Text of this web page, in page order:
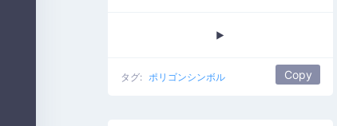
⯈
タグ: ポリゴンシンボル Copy